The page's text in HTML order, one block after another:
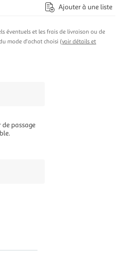
Ajouter à une liste
éventuels et les frais de livraison ou de
mode d'achat choisi (voir détails et
passage